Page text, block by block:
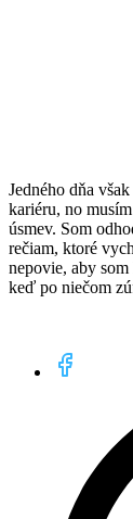
Jedného dňa
kariéru, no
úsmev. Som
rečiam, ktoré
nepovie, aby
keď po niečom